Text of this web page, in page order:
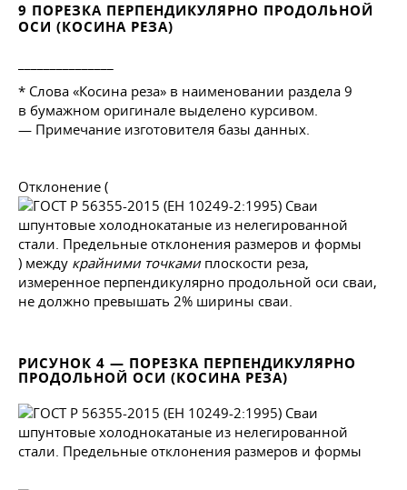
9 ПОРЕЗКА ПЕРПЕНДИКУЛЯРНО ПРОДОЛЬНОЙ
ОСИ (КОСИНА РЕЗА)
* Слова «Косина реза» в наименовании раздела 9
в бумажном оригинале выделено курсивом.
— Примечание изготовителя базы данных.
Отклонение (
) между крайними точкамиплоскости реза,
измеренное перпендикулярно продольной оси сваи,
не должно превышать 2% ширины сваи.
РИСУНОК 4 — ПОРЕЗКА ПЕРПЕНДИКУЛЯРНО
ПРОДОЛЬНОЙ ОСИ (КОСИНА РЕЗА)